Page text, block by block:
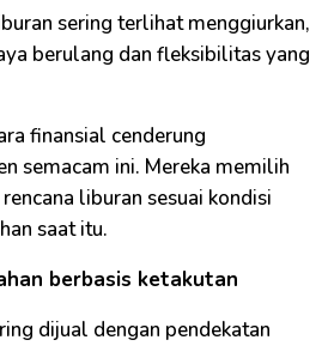
sering terlihat menggiurkan,
berulang dan fleksibilitas yang
finansial cenderung
semacam ini. Mereka memilih
liburan sesuai kondisi
saat itu.
berbasis ketakutan
dijual dengan pendekatan